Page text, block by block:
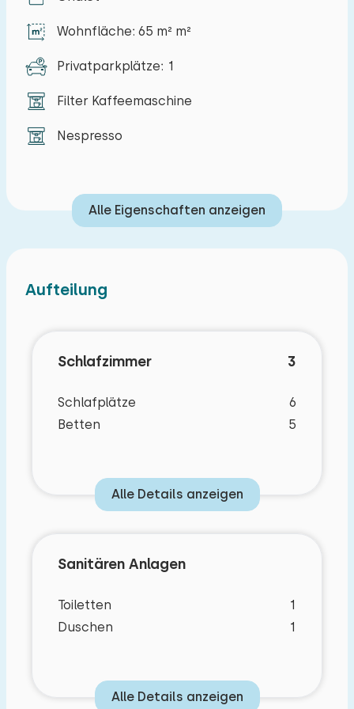
Wohnfläche: 65 m² m²
Privatparkplätze: 1
Filter Kaffeemaschine
Nespresso
Alle Eigenschaften anzeigen
Aufteilung
Schlafzimmer 3
Schlafplätze
6
Betten
5
Alle Details anzeigen
Sanitären Anlagen
Toiletten
1
Duschen
1
Alle Details anzeigen